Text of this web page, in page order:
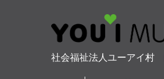
社会福祉法人ユーアイ村